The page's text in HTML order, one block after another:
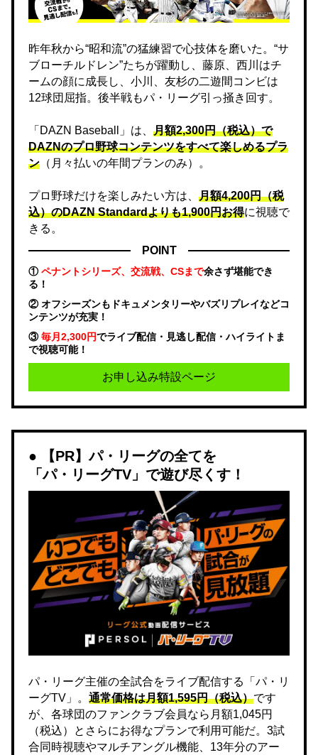
昨年秋から“昭和流”の猛練習で心技体を磨いた。“サ
ブローチルドレン”たちが躍動し、藤原、西川はチ
ームの顔に成長し、小川、友杉の二遊間コンビは
12球団屈指。後半戦もパ・リーグ引っ掻き回す。
「DAZN Baseball」は、 月額2,300円（税込）で
DAZNのプロ野球コンテンツをすべて楽しめるプラ
ン （月々払いの年間プランのみ）。
プロ野球だけを楽しみたい方は、 月額4,200円（税
込）のDAZN Standard​よりも1,900円お得に視聴で
きる。
POINT
①ペナントシリーズ、交流戦、CSまで余さず堪能でき
る！
② オフシーズンもドキュメンタリーやバズリプレイなどコ
ンテンツが充実！
③毎月2,300円でライブ配信・見逃し配信・ハイライトま
で視聴可能！
お申し込み特設ページ
【PR】パ・リーグの全てを
「パ・リーグTV」で遊び尽くす！
パ・リーグ主催の全試合をライブ配信する「パ・リ
ーグTV」。 通常価格は月額1,595円（税込）です
が、各球団のファンクラブ会員なら月額1,045円
（税込）とさらにお得なプランで利用可能だ。3試
合同時視聴やマルチアングル機能、13年分のアー